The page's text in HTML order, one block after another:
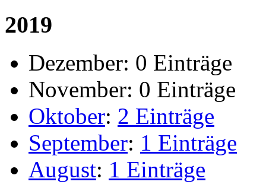
2019
Dezember: 0 Einträge
November: 0 Einträge
Oktober: 2 Einträge
September: 1 Einträge
August: 1 Einträge